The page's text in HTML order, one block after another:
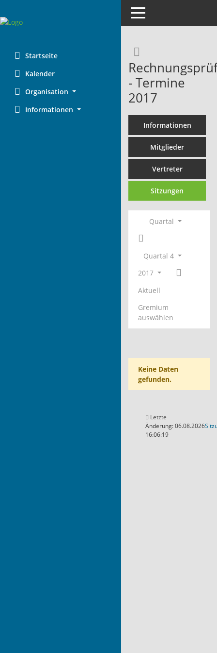
Startseite
Kalender
Organisation
Informationen
Toggle navigation
- Termine
2017
Informationen
Mitglieder
Vertreter
Sitzungen
Quartal
Quartal 4
2017
Aktuell
Gremium
auswählen
Keine Daten
gefunden.
Letzte
Änderung: 06.08.2026
16:06:19